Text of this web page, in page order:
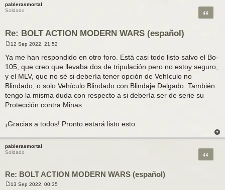
pablerasmortal
Soldado
Re: BOLT ACTION MODERN WARS (español)
Citar
n
s
j
e
12 Sep 2022, 21:52
Ya me han respondido en otro foro. Está casi todo listo salvo el Bo-
105, que creo que llevaba dos de tripulación pero no estoy seguro,
y el MLV, que no sé si debería tener opción de Vehículo no
Blindado, o solo Vehículo Blindado con Blindaje Delgado. También
tengo la misma duda con respecto a si debería ser de serie su
Protección contra Minas.
¡Gracias a todos! Pronto estará listo esto.
pablerasmortal
Soldado
Re: BOLT ACTION MODERN WARS (español)
Citar
13 Sep 2022, 00:35